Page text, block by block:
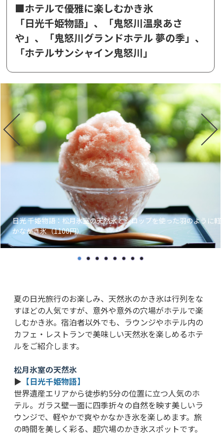
■ホテルで優雅に楽しむかき氷
「日光千姫物語」、「鬼怒川温泉あさ
や」、「鬼怒川グランドホテル 夢の季」、
「ホテルサンシャイン鬼怒川」
日光 千姫物語：松月氷室の天然氷とシロップを使った羽のように
かなかき氷（1100円）
夏の日光旅行のお楽しみ、天然氷のかき氷は行列をな
すほどの人気ですが、意外や意外の穴場がホテルで楽
しむかき氷。宿泊者以外でも、ラウンジやホテル内の
カフェ・レストランで美味しい天然氷を楽しめるホテ
ルをご紹介します。
松月氷室の天然氷
▶ 【日光千姫物語】
世界遺産エリアから徒歩約5分の位置に立つ人気のホ
テル。ガラス壁一面に四季折々の自然を映す美しいラ
ウンジで、軽やかで爽やかなかき氷を楽しめます。旅
の時間を美しく彩る、超穴場のかき氷スポットです。